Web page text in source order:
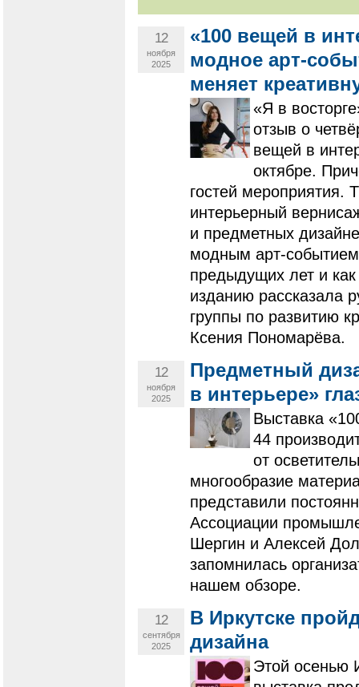
12
ноября
2025
«100 вещей в
модное арт-
меняет
«Я в
отзыв о
вещей в
октябре.
гостей мероприятия.
интерьерный
и предметных
модным арт-
предыдущих лет и
изданию рассказала
группы по развитию
Ксения Пономарёва.
12
ноября
2025
Предметный
в интерьере»
Выставка
44
от
многообразие
представили
Ассоциации
Шергин и Алексей
запомнилась
нашем обзоре.
12
сентября
2025
В Иркутске
дизайна
Этой осенью